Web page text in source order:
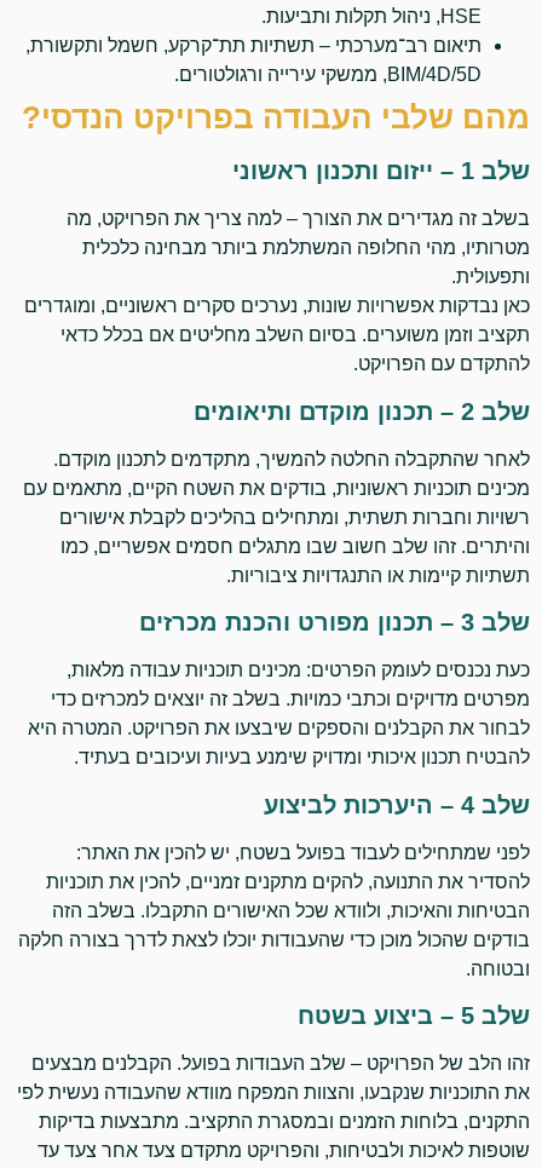
HSE, ניהול תקלות ותביעות.
תיאום רב־מערכתי – תשתיות תת־קרקע, חשמל ותקשורת,
BIM/4D/5D, ממשקי עירייה ורגולטורים.
מהם שלבי העבודה בפרויקט הנדסי?
שלב 1 – ייזום ותכנון ראשוני
בשלב זה מגדירים את הצורך – למה צריך את הפרויקט, מה
מטרותיו, מהי החלופה המשתלמת ביותר מבחינה כלכלית
ותפעולית.
כאן נבדקות אפשרויות שונות, נערכים סקרים ראשוניים, ומוגדרים
תקציב וזמן משוערים. בסיום השלב מחליטים אם בכלל כדאי
להתקדם עם הפרויקט.
שלב 2 – תכנון מוקדם ותיאומים
לאחר שהתקבלה החלטה להמשיך, מתקדמים לתכנון מוקדם.
מכינים תוכניות ראשוניות, בודקים את השטח הקיים, מתאמים עם
רשויות וחברות תשתית, ומתחילים בהליכים לקבלת אישורים
והיתרים. זהו שלב חשוב שבו מתגלים חסמים אפשריים, כמו
תשתיות קיימות או התנגדויות ציבוריות.
שלב 3 – תכנון מפורט והכנת מכרזים
כעת נכנסים לעומק הפרטים: מכינים תוכניות עבודה מלאות,
מפרטים מדויקים וכתבי כמויות. בשלב זה יוצאים למכרזים כדי
לבחור את הקבלנים והספקים שיבצעו את הפרויקט. המטרה היא
להבטיח תכנון איכותי ומדויק שימנע בעיות ועיכובים בעתיד.
שלב 4 – היערכות לביצוע
לפני שמתחילים לעבוד בפועל בשטח, יש להכין את האתר:
להסדיר את התנועה, להקים מתקנים זמניים, להכין את תוכניות
הבטיחות והאיכות, ולוודא שכל האישורים התקבלו. בשלב הזה
בודקים שהכול מוכן כדי שהעבודות יוכלו לצאת לדרך בצורה חלקה
ובטוחה.
שלב 5 – ביצוע בשטח
זהו הלב של הפרויקט – שלב העבודות בפועל. הקבלנים מבצעים
את התוכניות שנקבעו, והצוות המפקח מוודא שהעבודה נעשית לפי
התקנים, בלוחות הזמנים ובמסגרת התקציב. מתבצעות בדיקות
שוטפות לאיכות ולבטיחות, והפרויקט מתקדם צעד אחר צעד עד